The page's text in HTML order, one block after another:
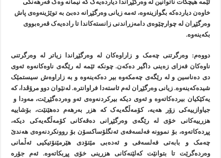
ئێمە هیچکات ناتوانین لە وەرگێڕاندا دیاردەیەک کە نیمانە وەک فەرهەنگی
خاوەن دیاردەکە بگوازینەوە، ئەمە زیانی وەرگێڕانە دەبێ بە توێژینەوەی پاش
وەرگێڕان لە چوارچێوەی دامەزراندنی زانستەکاندا تا رادەیەک قەرەبووی
بکەینەوە.
دووەم: وەرگرتنی چەمک و زاراوەکان لە وەرگێڕاندا زیاتر لە وەرگرتنی
ناوەکان فەزای زەینی داگیر دەکەن. چونکە ئێمە لە رێگەی ناوەکانەوە ئەوی
دی دەناسین و لە رێگەی چەمکەوە بیر دەکەینەوە و بە زاراوەش سیستمێک
شیدەکەینەوە. زیانی وەرگێڕان لەم ئاستەدا فراوانترە. لەنێوان دوو مرۆڤدا، کە
یەکێکیان بیردەکاتەوە و ئەوی دیکە بیرکردنەوەی ئەو وەردەگێڕێت، مەودا و
جیاوازییەکی زۆر هەیە، کۆمەڵگەیەک کە هزر بەرهەم دەهێنێت، بۆشاییە
هزرییەکانی خۆی لە رێگەی وەرگێڕانی دەقەکانی کۆمەڵگەیەکی دیکە،
پڕدەکاتەوە، بۆ نموونە فەلسەفەی ئەنگلۆساکسۆن بۆ روونکردنەوەی هەندێ
چەمک و بابەتی فەلسەفی و ئەدەبی مێتۆدی هێرمێنۆتیکیی ئەڵمانی
وەردەگرێت تا بتوانێت کەلێنەکانی هزرینی خۆی پڕبکاتەوە. ئەم جۆرە